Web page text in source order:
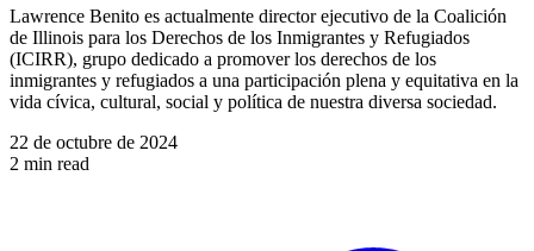
Lawrence Benito es actualmente director ejecutivo de la Coalición
de Illinois para los Derechos de los Inmigrantes y Refugiados
(ICIRR), grupo dedicado a promover los derechos de los
inmigrantes y refugiados a una participación plena y equitativa en la
vida cívica, cultural, social y política de nuestra diversa sociedad.
22 de octubre de 2024
2 min read